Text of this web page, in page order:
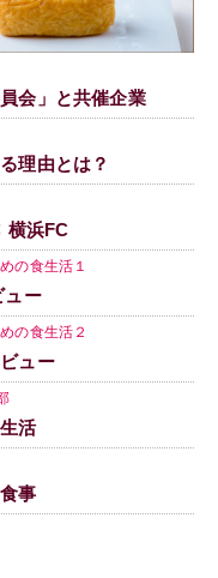
会」と共催企業
理由とは？
横浜FC
の食生活１
ュー
の食生活２
ュー
活
事